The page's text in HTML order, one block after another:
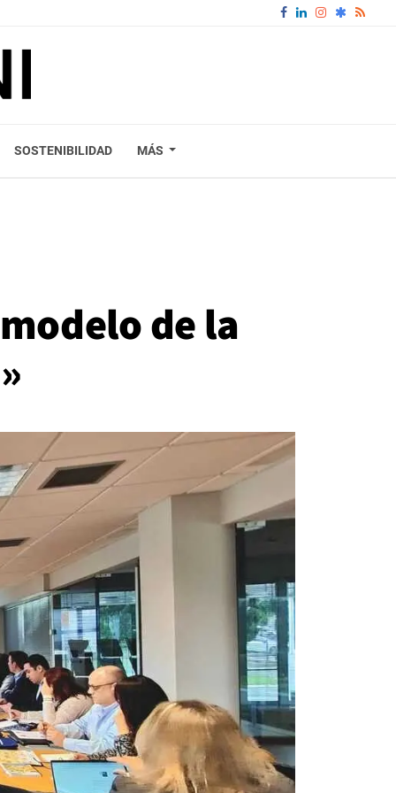
SOSTENIBILIDAD MÁS
de la